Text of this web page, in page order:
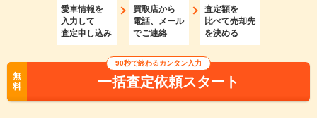
愛車情報を
入力して
査定申し込み
買取店から
電話、メール
でご連絡
査定額を
比べて売却先
を決める
無
料
90秒で終わるカンタン入力
一括査定依頼スタート